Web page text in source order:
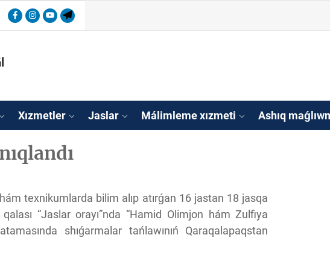
FacebookInstagram
YoutubeTelegram
Qaraqalpaqstan
Respublikasıisleri agentligi
Xızmetler Jaslar Málimleme xızmeti Ashıq
texnikumlarda bilim alıp atırǵan 16 jastan 18 jasqa
“Jaslar orayı”nda “Hamid Olimjon hám Zulfiya
shıǵarmalar tańlawınıń Qaraqalapaqstan